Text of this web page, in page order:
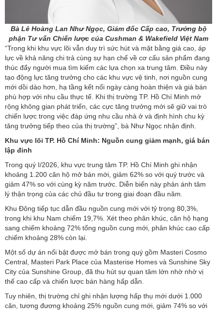
Bà Lê Hoàng Lan Như Ngọc, Giám đốc Cấp cao, Trưởng bộ
phận Tư vấn Chiến lược của Cushman & Wakefield Việt Nam
“Trong khi khu vực lõi vẫn duy trì sức hút và mặt bằng giá cao, áp
lực về khả năng chi trả cùng sự hạn chế về cơ cấu sản phẩm đang
thúc đẩy người mua tìm kiếm các lựa chọn xa trung tâm. Điều này
tạo động lực tăng trưởng cho các khu vực vệ tinh, nơi nguồn cung
mới dồi dào hơn, hạ tầng kết nối ngày càng hoàn thiện và giá bán
phù hợp với nhu cầu thực tế. Khi thị trường TP. Hồ Chí Minh mở
rộng không gian phát triển, các cực tăng trưởng mới sẽ giữ vai trò
chiến lược trong việc đáp ứng nhu cầu nhà ở và định hình chu kỳ
tăng trưởng tiếp theo của thị trường”, bà Như Ngọc nhận định.
Khu vực lõi TP. Hồ Chí Minh: Nguồn cung giảm mạnh, giá bán
lập đỉnh
Trong quý I/2026, khu vực trung tâm TP. Hồ Chí Minh ghi nhận
khoảng 1.200 căn hộ mở bán mới, giảm 62% so với quý trước và
giảm 47% so với cùng kỳ năm trước. Diễn biến này phản ánh tâm
lý thận trọng của các chủ đầu tư trong giai đoạn đầu năm.
Khu Đông tiếp tục dẫn đầu nguồn cung mới với tỷ trọng 80,3%,
trong khi khu Nam chiếm 19,7%. Xét theo phân khúc, căn hộ hạng
sang chiếm khoảng 72% tổng nguồn cung mới, phân khúc cao cấp
chiếm khoảng 28% còn lại.
Một số dự án nổi bật được mở bán trong quý gồm Masteri Cosmo
Central, Masteri Park Place của Masterise Homes và Sunshine Sky
City của Sunshine Group, đã thu hút sự quan tâm lớn nhờ nhờ vị
thế cao cấp và chiến lược bán hàng hấp dẫn.
Tuy nhiên, thị trường chỉ ghi nhận lượng hấp thụ mới dưới 1.000
căn, tương đương khoảng 25% nguồn cung mới, giảm 74% so với